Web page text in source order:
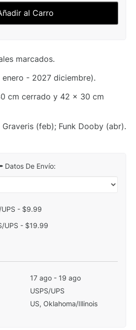
al Carro
marcados.
enero - 2027 diciembre).
cm cerrado y 42 x 30 cm
(feb); Funk Dooby (abr).
Datos De Envío:
- $9.99
UPS - $19.99
17 ago - 19 ago
USPS/UPS
US, Oklahoma/Illinois